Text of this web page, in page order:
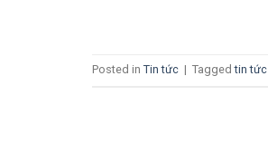
Posted in Tin tức | Taggedtin tức